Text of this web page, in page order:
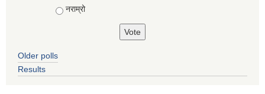
नराम्रो
Older polls
Results